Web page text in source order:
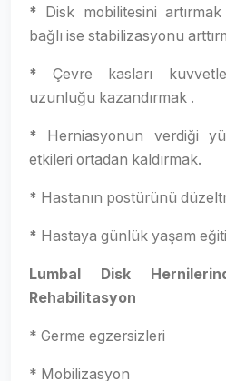
* Disk mobilitesini
bağlı ise stabilizasyonu
*Çevre kasları
uzunluğu kazandırmak .
* Herniasyonun verdiği
etkileri ortadan kaldırmak.
* Hastanın postürünü
* Hastaya günlük yaşam
Lumbal Disk
Rehabilitasyon
* Germe egzersizleri
* Mobilizasyon